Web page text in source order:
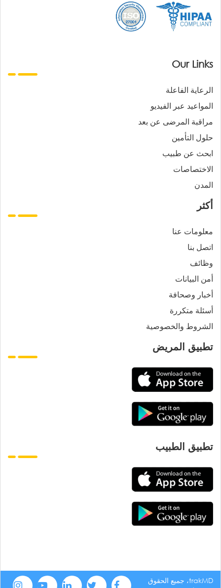
Our Links
الرعاية الفاعلة
المواعيد عبر الفيديو
مراقبة المرضى عن بعد
حلول التأمين
ابحث عن طبيب
الاختصاصات
المدن
أكثر
معلومات عنا
اتصل بنا
وظائف
أمن البيانات
أخبار وصحافة
أسئلة متكررة
الشروط والخصوصية
تطبيق المريض
تطبيق الطبيب
trakMD، جميع الحقوق